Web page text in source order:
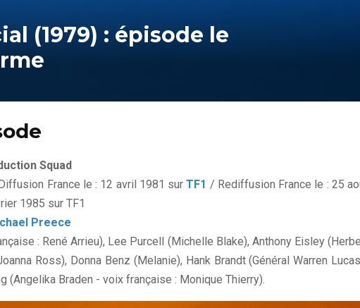
(1979) : épisode le
Squad
France le : 12 avril 1981 surTF1 / Rediffusion France le : 25
1985 sur TF1
Preece
: René Arrieu), Lee Purcell (Michelle Blake), Anthony Eisley
Ross), Donna Benz (Melanie), Hank Brandt (Général Warren
(Angelika Braden - voix française : Monique Thierry).